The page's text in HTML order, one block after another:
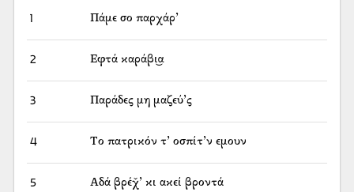
1 Πάμε σο παρχάρ’
2 Εφτά καράβι͜α
3 Παράδες μη μαζεύ’ς
4 Το πατρικόν τ’ οσπίτ’ν εμουν
5 Αδά βρέχ̌’ κι ακεί βροντά